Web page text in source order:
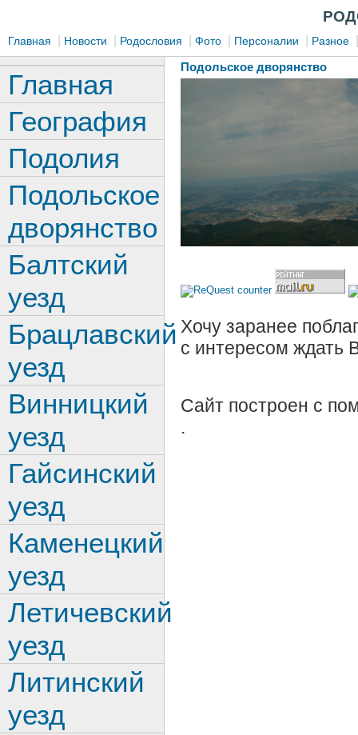
Главная Новости Родословия Фото Персоналии Разное
Подольское дворянство
Хочу заранее
с интересом ждать
Сайт построен с
.
Главная
География
Подолия
Подольское
дворянство
Балтский
уезд
Брацлавский
уезд
Винницкий
уезд
Гайсинский
уезд
Каменецкий
уезд
Летичевский
уезд
Литинский
уезд